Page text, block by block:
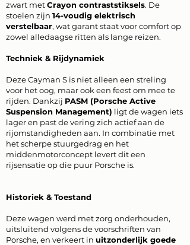
zwart metCrayon contraststiksels. De
stoelen zijn 14-voudig elektrisch
verstelbaar, wat garant staat voor comfort op
zowel alledaagse ritten als lange reizen.
Techniek & Rijdynamiek
Deze Cayman S is niet alleen een streling
voor het oog, maar ook een feest om mee te
rijden. Dankzij PASM (Porsche Active
Suspension Management) ligt de wagen iets
lager en past de vering zich actief aan de
rijomstandigheden aan. In combinatie met
het scherpe stuurgedrag en het
middenmotorconcept levert dit een
rijsensatie op die puur Porsche is.
Historiek & Toestand
Deze wagen werd met zorg onderhouden,
uitsluitend volgens de voorschriften van
Porsche, en verkeert in uitzonderlijk goede